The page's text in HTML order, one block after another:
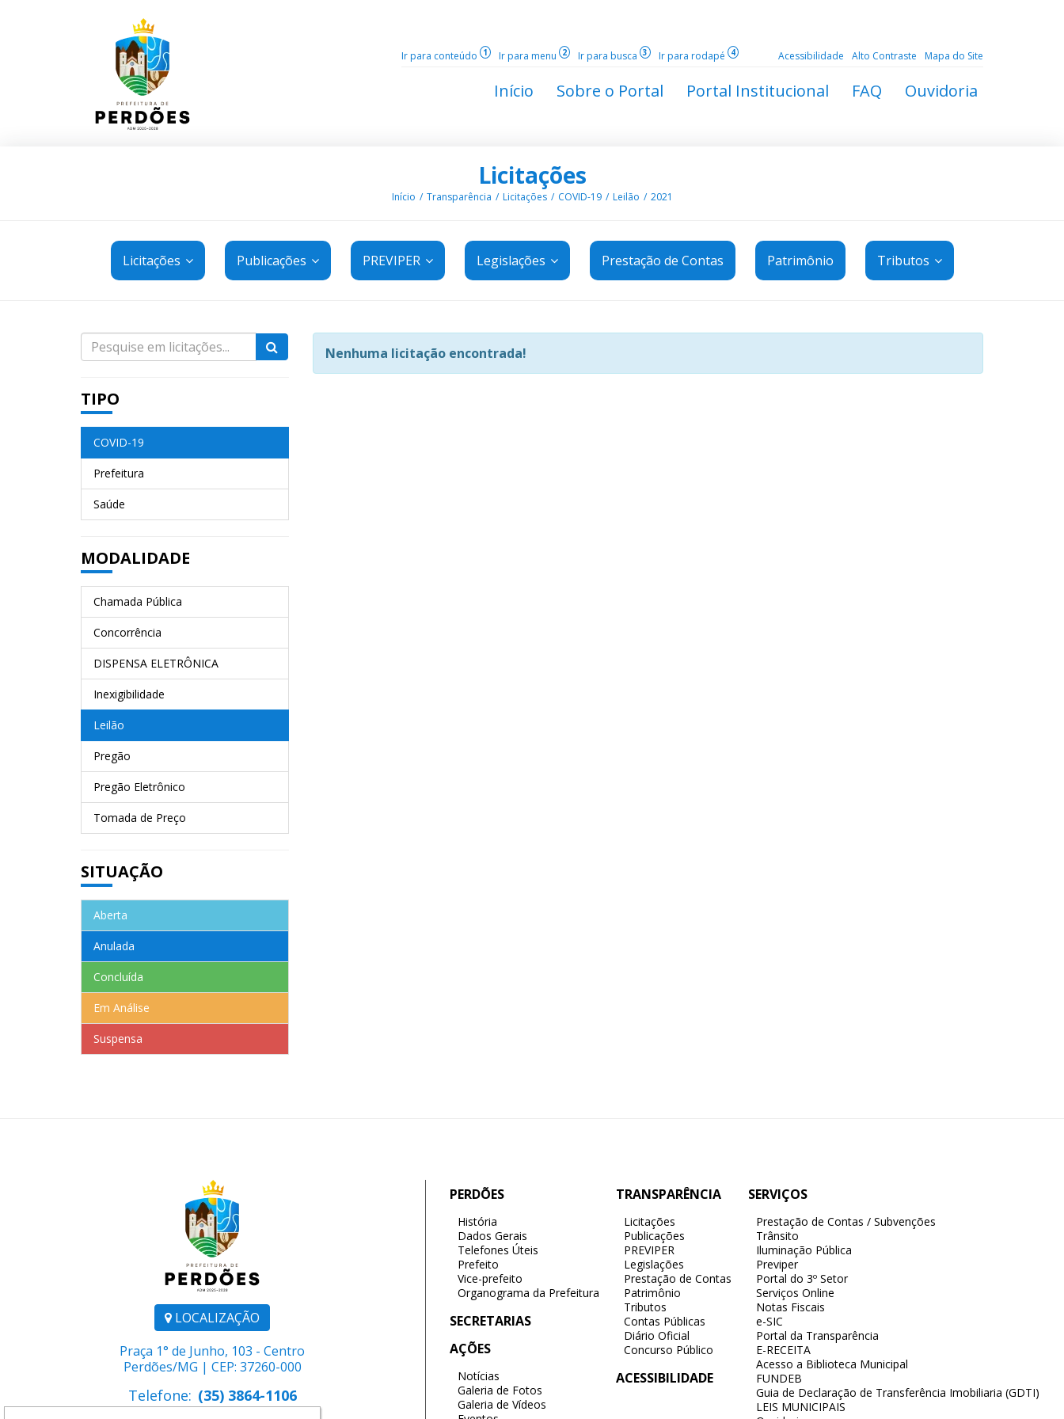
Ir para conteúdo 1 Ir para menu 2 Ir para busca 3 Ir para rodapé 4 Acessibilidade Alto Contraste Mapa do Site
Início Sobre o Portal Portal Institucional FAQ Ouvidoria
Licitações
Início Transparência Licitações COVID-19 Leilão 2021
Licitações Publicações PREVIPER Legislações Prestação de Contas Patrimônio Tributos
TIPO
COVID-19
Prefeitura
Saúde
MODALIDADE
Chamada Pública
Concorrência
DISPENSA ELETRÔNICA
Inexigibilidade
Leilão
Pregão
Pregão Eletrônico
Tomada de Preço
SITUAÇÃO
Aberta
Anulada
Concluída
Em Análise
Suspensa
Nenhuma licitação encontrada!
LOCALIZAÇÃO
Praça 1° de Junho, 103 - Centro
Perdões/MG | CEP: 37260-000
Telefone: (35) 3864-1106
PERDÕES
História
Dados Gerais
Telefones Úteis
Prefeito
Vice-prefeito
Organograma da Prefeitura
SECRETARIAS
AÇÕES
Notícias
Galeria de Fotos
Galeria de Vídeos
TRANSPARÊNCIA
Licitações
Publicações
PREVIPER
Legislações
Prestação de Contas
Patrimônio
Tributos
Contas Públicas
Diário Oficial
Concurso Público
ACESSIBILIDADE
SERVIÇOS
Prestação de Contas / Subvenções
Trânsito
Iluminação Pública
Previper
Portal do 3º Setor
Serviços Online
Notas Fiscais
e-SIC
Portal da Transparência
E-RECEITA
Acesso a Biblioteca Municipal
FUNDEB
Guia de Declaração de Transferência Imobiliaria (GDTI)
LEIS MUNICIPAIS